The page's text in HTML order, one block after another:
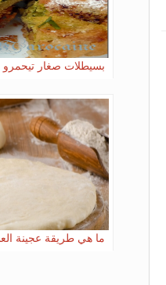
بسيطلات صغار تيحمرو
ما هي طريقة عجينة